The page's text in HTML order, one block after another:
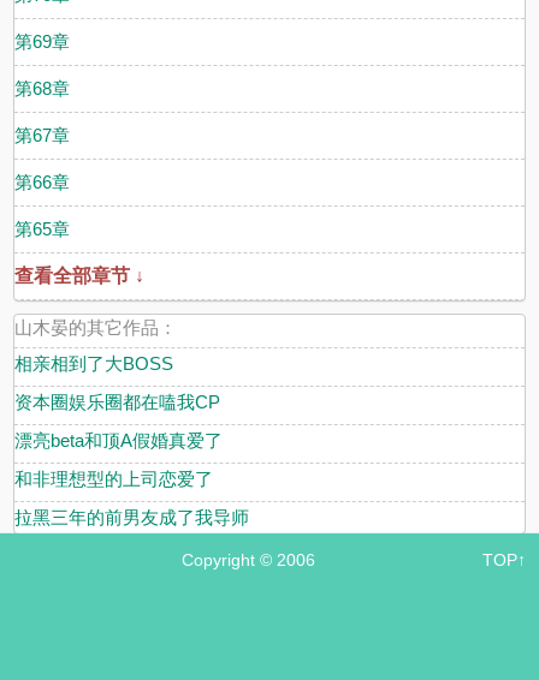
第69章
第68章
第67章
第66章
第65章
查看全部章节 ↓
山木晏的其它作品：
相亲相到了大BOSS
资本圈娱乐圈都在嗑我CP
漂亮beta和顶A假婚真爱了
和非理想型的上司恋爱了
拉黑三年的前男友成了我导师
Copyright © 2006 TOP↑